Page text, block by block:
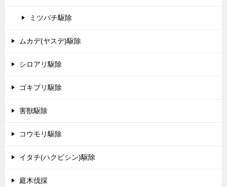
ミツバチ駆除
ムカデ(ヤスデ)駆除
シロアリ駆除
ゴキブリ駆除
害獣駆除
コウモリ駆除
イタチ(ハクビシン)駆除
庭木伐採